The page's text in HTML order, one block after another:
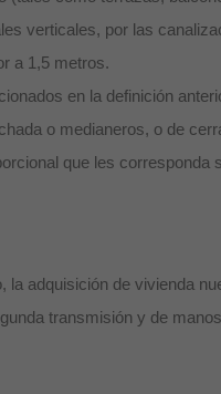
verticales, por las
a 1,5 metros.
en la definición
o medianeros, o de
que les corresponda
la adquisición de vivienda
transmisión y de